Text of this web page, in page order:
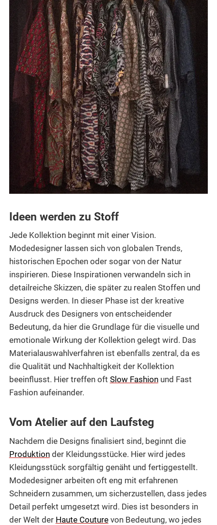
Ideen werden zu Stoff
Jede Kollektion beginnt mit einer Vision.
Modedesigner lassen sich von globalen Trends,
historischen Epochen oder sogar von der Natur
inspirieren. Diese Inspirationen verwandeln sich in
detailreiche Skizzen, die später zu realen Stoffen und
Designs werden. In dieser Phase ist der kreative
Ausdruck des Designers von entscheidender
Bedeutung, da hier die Grundlage für die visuelle und
emotionale Wirkung der Kollektion gelegt wird. Das
Materialauswahlverfahren ist ebenfalls zentral, da es
die Qualität und Nachhaltigkeit der Kollektion
beeinflusst. Hier treffen oft Slow Fashionund Fast
Fashion aufeinander.
Vom Atelier auf den Laufsteg
Nachdem die Designs finalisiert sind, beginnt die
Produktionder Kleidungsstücke. Hier wird jedes
Kleidungsstück sorgfältig genäht und fertiggestellt.
Modedesigner arbeiten oft eng mit erfahrenen
Schneidern zusammen, um sicherzustellen, dass jedes
Detail perfekt umgesetzt wird. Dies ist besonders in
der Welt der Haute Couturevon Bedeutung, wo jedes